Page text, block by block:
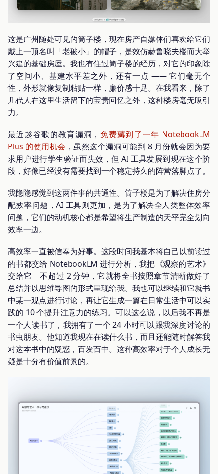
这是广州随处可见的筒子楼，现在房产自媒体们喜欢给它们
戴上一顶名叫「老破小」的帽子，是效仿赫鲁晓夫楼而大举
兴建的基础房屋。我也有住过筒子楼的经历，对它的印象除
了空间小、基建水平差之外，还有一点 —— 它们毫无个
性，外形就像复制粘贴一样，廉价感十足。在我看来，除了
几代人在这里生活留下的宝贵回忆之外，这种楼房毫无吸引
力。
最近趁谷歌的教育漏洞， 免费薅到了一年 NotebookLM
Plus 的使用机会 ，虽然这个漏洞可能到 8 月份就会因为要
求用户进行学生验证而失效，但 AI 工具发展到现在这个阶
段，好像已经没有需要找到一个稳定持久的阵营落脚点了。
我隐隐感觉到这两件事的共通性。筒子楼是为了解决住房分
配效率问题，AI 工具则更加，是为了解决全人类整体效率
问题，它们的动机核心都是希望将生产制造的天平完全划向
效率一边。
高效率一直被信奉为好事。这段时间我基本将自己以前读过
的书都交给 NotebookLM 进行分析，我把《观察的艺术》
交给它，不超过 2 分钟，它就将全书按照章节清晰做好了
总结并以思维导图的形式呈现给我。我也可以继续和它就书
中某一观点进行讨论，再让它生成一篇在日常生活中可以实
践的 10 个提升注意力的练习。可以这么说，以后我不再是
一个人读书了，我拥有了一个 24 小时可以跟我深度讨论的
书虫朋友。他知道我现在在读什么书，而且还能随时解答我
对这本书中的疑惑，百发百中。这种高效率对于个人成长无
疑是十分有价值前景的。